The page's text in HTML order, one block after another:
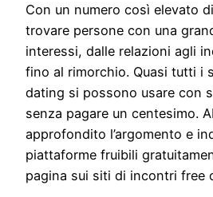
Con un numero così elevato
trovare persone con una
interessi, dalle relazioni agli
fino al rimorchio. Quasi tutti i
dating si possono usare con
senza pagare un centesimo.
approfondito l’argomento e
piattaforme fruibili
pagina sui siti di incontri free